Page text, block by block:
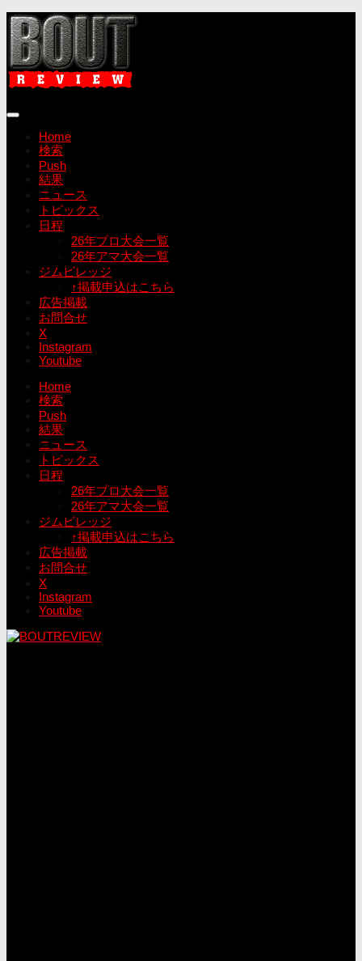
コ
ン
テ
ン
ツ
ス
Home
検索
Push
結果
ニュース
トピックス
日程
26年プロ大会一覧
26年アマ大会一覧
ジムビレッジ
↑掲載申込はこちら
広告掲載
お問合せ
X
Instagram
Youtube
Home
検索
Push
結果
ニュース
トピックス
日程
26年プロ大会一覧
26年アマ大会一覧
ジムビレッジ
↑掲載申込はこちら
広告掲載
お問合せ
X
Instagram
Youtube